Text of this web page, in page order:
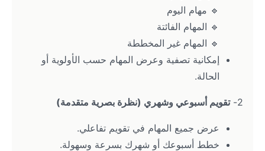
🔹 مهام اليوم
🔹 المهام الفائتة
🔹 المهام غير المخططة
إمكانية تصفية وعرض المهام حسب الأولوية أو
الحالة.
2- تقويم أسبوعي وشهري (نظرة بصرية متقدمة)
عرض جميع المهام في تقويم تفاعلي.
خطط أسبوعك أو شهرك بسرعة وسهولة.